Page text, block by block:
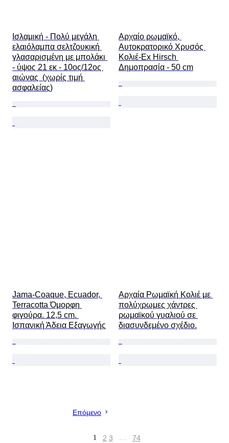
Ισλαμική - Πολύ μεγάλη
ελαιόλαμπα σελτζουκική
γλασαρισμένη με μπολάκι
- ύψος 21 εκ - 10ος/12ος
αιώνας  (χωρίς τιμή
ασφαλείας)
Αρχαίο ρωμαϊκό,
Αυτοκρατορικό Χρυσός
Κολιέ-Ex Hirsch
Δημοπρασία - 50 cm
Jama-Coaque, Ecuador,
Terracotta Όμορφη
φιγούρα. 12,5 cm.
Ισπανική Άδεια Εξαγωγής
Αρχαία Ρωμαϊκή Κολιέ με
πολύχρωμες χάντρες
ρωμαϊκού γυαλιού σε
διασυνδεμένο σχέδιο.
Επόμενο
1 2 3 … 74